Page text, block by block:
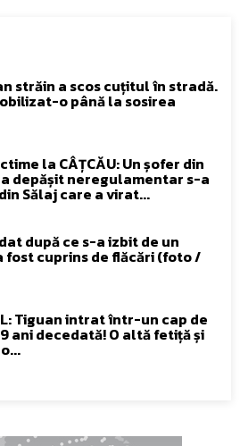
străin a scos cuțitul în stradă.
o până la sosirea
la CÂȚCĂU: Un șofer din
depășit neregulamentar s-a
Sălaj care a virat...
după ce s-a izbit de un
fost cuprins de flăcări (foto /
Tiguan intrat într-un cap de
ani decedată! O altă fetiță și